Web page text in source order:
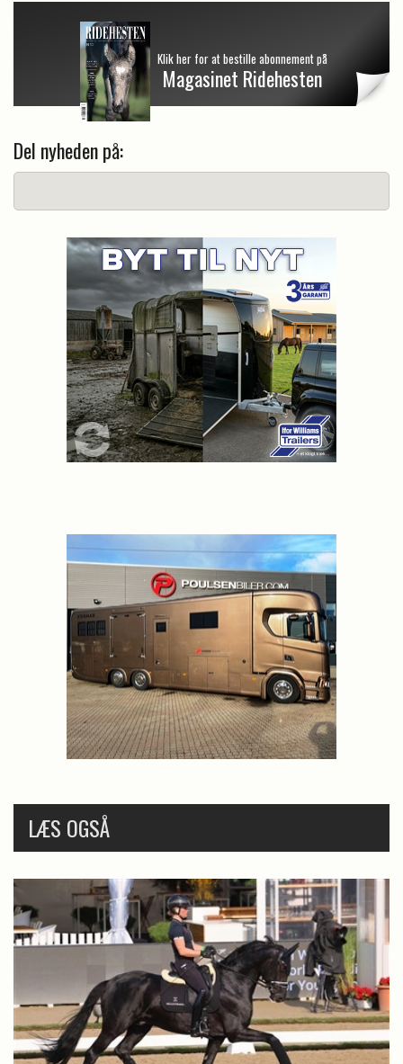
Klik her for at bestille abonnement på
Magasinet Ridehesten
Del nyheden på:
LÆS OGSÅ